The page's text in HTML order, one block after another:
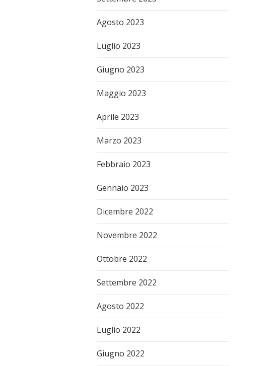
Agosto 2023
Luglio 2023
Giugno 2023
Maggio 2023
Aprile 2023
Marzo 2023
Febbraio 2023
Gennaio 2023
Dicembre 2022
Novembre 2022
Ottobre 2022
Settembre 2022
Agosto 2022
Luglio 2022
Giugno 2022